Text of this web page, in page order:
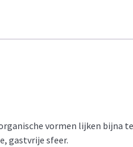
vormen lijken bijna
gastvrije sfeer.